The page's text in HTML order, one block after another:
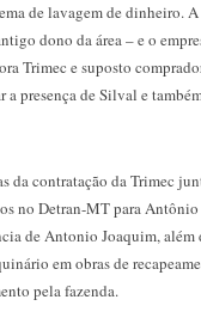
de lavagem de dinheiro.
dono da área – e o
Trimec e suposto
presença de Silval e
da contratação da Trimec
no Detran-MT para
de Antonio Joaquim, além
em obras de
pela fazenda.